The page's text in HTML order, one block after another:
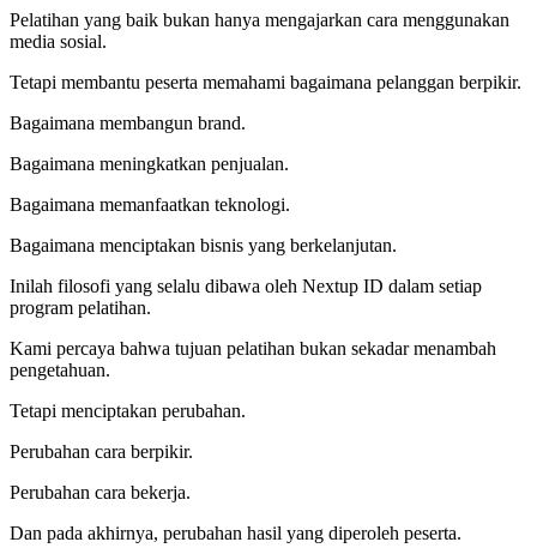
Pelatihan yang baik bukan hanya mengajarkan cara menggunakan
media sosial.
Tetapi membantu peserta memahami bagaimana pelanggan berpikir.
Bagaimana membangun brand.
Bagaimana meningkatkan penjualan.
Bagaimana memanfaatkan teknologi.
Bagaimana menciptakan bisnis yang berkelanjutan.
Inilah filosofi yang selalu dibawa oleh Nextup ID dalam setiap
program pelatihan.
Kami percaya bahwa tujuan pelatihan bukan sekadar menambah
pengetahuan.
Tetapi menciptakan perubahan.
Perubahan cara berpikir.
Perubahan cara bekerja.
Dan pada akhirnya, perubahan hasil yang diperoleh peserta.